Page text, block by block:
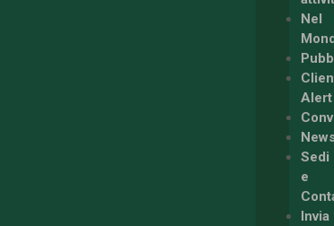
Nel
Alert
Sedi
e
Invia